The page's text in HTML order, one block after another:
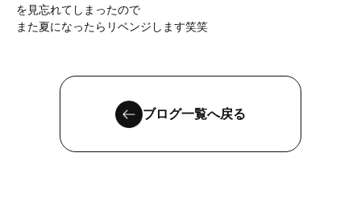
を見忘れてしまったので
また夏になったらリベンジします笑笑
ブログ一覧へ戻る